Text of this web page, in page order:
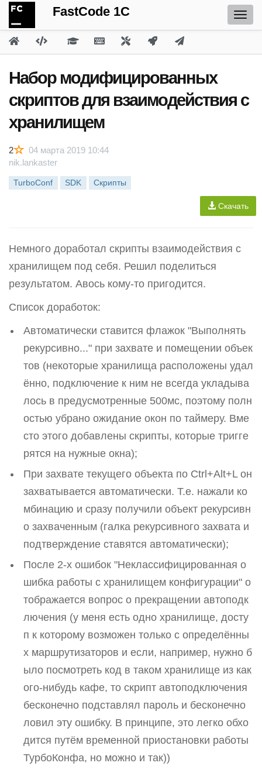
FastCode 1C
Набор модифицированных
скриптов для взаимодействия с
хранилищем
2
04 марта 2019 10:44
nik.lankaster
TurboConf SDK Скрипты
Скачать
Немного доработал скрипты взаимодействия с
хранилищем под себя. Решил поделиться
результатом. Авось кому-то пригодится.
Список доработок:
Автоматически ставится флажок "Выполнять
рекурсивно..." при захвате и помещении объек
тов (некоторые хранилища расположены удал
ённо, подключение к ним не всегда укладыва
лось в предусмотренные 500мс, поэтому полн
остью убрано ожидание окон по таймеру. Вме
сто этого добавлены скрипты, которые тригге
рятся на нужные окна);
При захвате текущего объекта по Ctrl+Alt+L он
захватывается автоматически. Т.е. нажали ко
мбинацию и сразу получили объект рекурсивн
о захваченным (галка рекурсивного захвата и
подтверждение ставятся автоматически);
После 2-х ошибок "Неклассифицированная о
шибка работы с хранилищем конфигурации" о
тображается вопрос о прекращении автоподк
лючения (у меня есть одно хранилище, досту
п к которому возможен только с определённы
х маршрутизаторов и если, например, нужно б
ыло посмотреть код в таком хранилище из как
ого-нибудь кафе, то скрипт автоподключения
бесконечно подставлял пароль и бесконечно
ловил эту ошибку. В принципе, это легко обхо
дится путём временной приостановки работы
ТурбоКонфа, но можно и так))